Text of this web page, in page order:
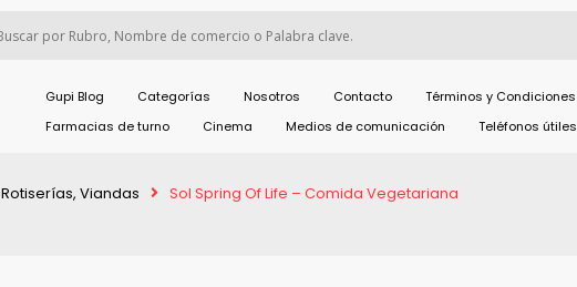
Gupi Blog Categorías Nosotros Contacto
Términos y Condiciones
Farmacias de turno
Cinema Medios de comunicación Teléfonos útiles
Rotiserías, Viandas Sol Spring Of Life – Comida Vegetariana